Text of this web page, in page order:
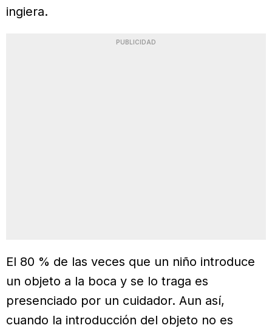
ingiera.
PUBLICIDAD
El 80 % de las veces que un niño introduce
un objeto a la boca y se lo traga es
presenciado por un cuidador. Aun así,
cuando la introducción del objeto no es